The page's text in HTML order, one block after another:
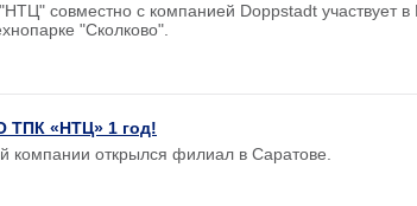
совместно с компанией Doppstadt участвует
"Сколково".
ТПК «НТЦ» 1 год!
компании открылся филиал в Саратове.